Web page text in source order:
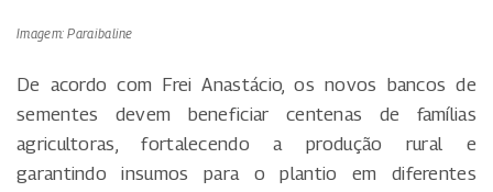
Imagem: Paraibaline
De acordo com Frei Anastácio, os novos bancos de
sementes devem beneficiar centenas de famílias
agricultoras, fortalecendo a produção rural e
garantindo insumos para o plantio em diferentes